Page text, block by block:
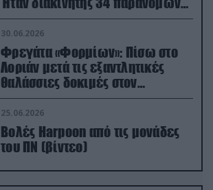
μεταναστών
30.06.2026
Φρεγάτα «Φορμίων»: Πίσω στο
Λοριάν μετά τις εξαντλητικές
θαλάσσιες δοκιμές στον
απαιτητικό Βισκαϊκό
25.06.2026
Βολές Harpoon από τις μονάδες
του ΠΝ (βίντεο)